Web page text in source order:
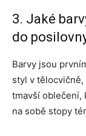
3. Jaké
do
Barvy jsou
styl v
tmavší oblečení,
na sobě stopy